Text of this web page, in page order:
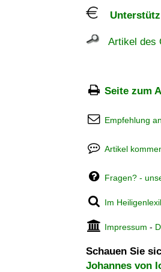
Artikel des
Seite zum
Empfehlung
Artikel
Fragen? -
Im
Impressum -
Schauen Sie
Johannes von